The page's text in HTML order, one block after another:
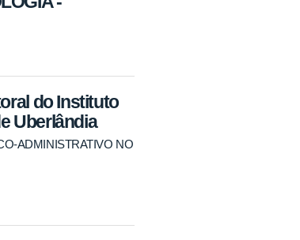
do Instituto
Uberlândia
ADMINISTRATIVO NO